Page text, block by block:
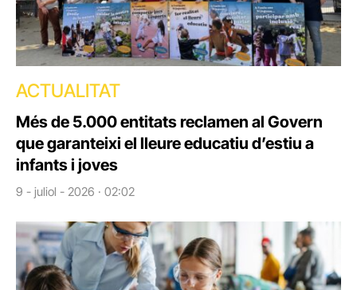
ACTUALITAT
Més de 5.000 entitats reclamen al Govern
que garanteixi el lleure educatiu d’estiu a
infants i joves
9 - juliol - 2026 · 02:02